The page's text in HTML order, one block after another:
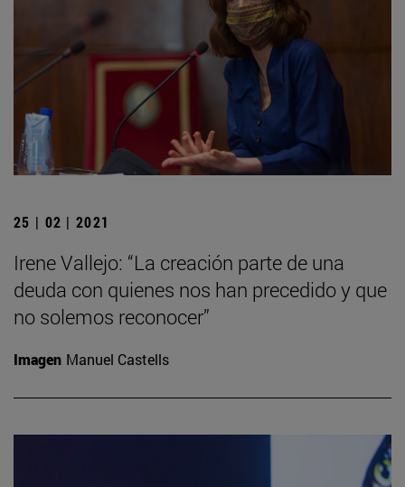
25 | 02 | 2021
Irene Vallejo: “La creación parte de una
deuda con quienes nos han precedido y que
no solemos reconocer”
Imagen Manuel Castells